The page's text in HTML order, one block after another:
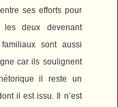
ses efforts pour
deux devenant
sont aussi
car ils soulignent
il reste un
il est issu. Il n’est